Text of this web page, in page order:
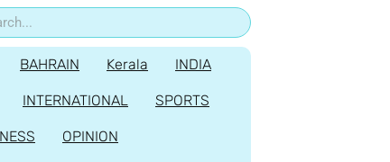
BAHRAIN Kerala INDIA
INTERNATIONAL SPORTS
OPINION